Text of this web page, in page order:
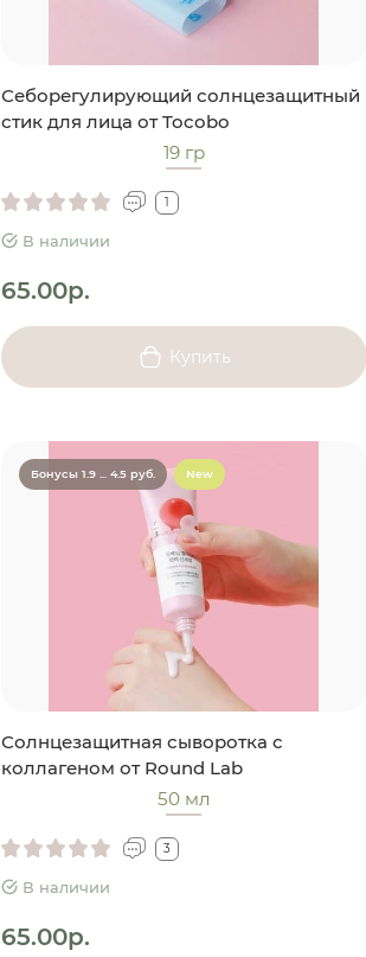
Себорегулирующий солнцезащитный
стик для лица от Tocobo
19 гр
1
В наличии
65.00р.
Купить
Бонусы 1.9 ... 4.5 руб. New
Солнцезащитная сыворотка с
коллагеном от Round Lab
50 мл
3
В наличии
65.00р.